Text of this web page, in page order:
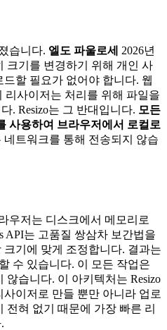
습니다. 엘도 파울로세
2026년
크기를 변경하기 위해 개인 사
할 필요가 없어야 합니다. 웹
사이저는 처리를 위해 파일을
. Resizo는 그 반대입니다. 모든
사용하여 브라우저에서 로컬로
네트워크를 통해 전송되지 않습
우저는 디스크에서 메모리로
API는 고품질 쌍삼차 보간법을
기에 맞게 조정합니다. 결과는
수 있습니다. 이 모든 작업은
않습니다. 이 아키텍처는 Resizo
이저로 만들 뿐만 아니라 업로
전혀 없기 때문에 가장 빠른 리